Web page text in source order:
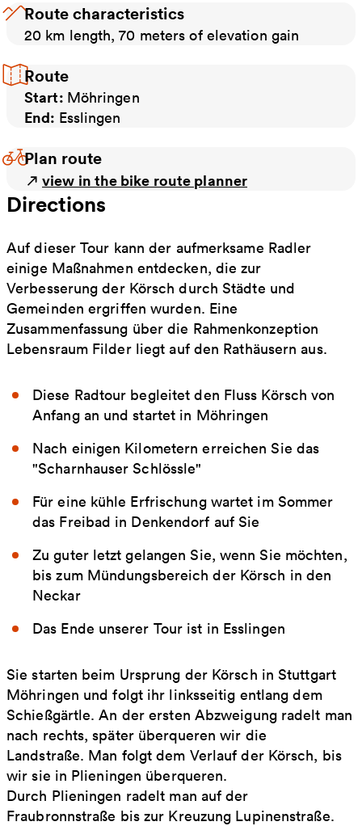
Route characteristics
20 km length, 70 meters of elevation gain
Route
Start: Möhringen
End: Esslingen
Plan route
view in the bike route planner
Directions
Auf dieser Tour kann der aufmerksame Radler
einige Maßnahmen entdecken, die zur
Verbesserung der Körsch durch Städte und
Gemeinden ergriffen wurden. Eine
Zusammenfassung über die Rahmenkonzeption
Lebensraum Filder liegt auf den Rathäusern aus.
Diese Radtour begleitet den Fluss Körsch von
Anfang an und startet in Möhringen
Nach einigen Kilometern erreichen Sie das
"Scharnhauser Schlössle"
Für eine kühle Erfrischung wartet im Sommer
das Freibad in Denkendorf auf Sie
Zu guter letzt gelangen Sie, wenn Sie möchten,
bis zum Mündungsbereich der Körsch in den
Neckar
Das Ende unserer Tour ist in Esslingen
Sie starten beim Ursprung der Körsch in Stuttgart
Möhringen und folgt ihr linksseitig entlang dem
Schießgärtle. An der ersten Abzweigung radelt man
nach rechts, später überqueren wir die
Landstraße. Man folgt dem Verlauf der Körsch, bis
wir sie in Plieningen überqueren.
Durch Plieningen radelt man auf der
Fraubronnstraße bis zur Kreuzung Lupinenstraße.